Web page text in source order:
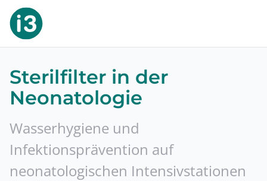
Sterilfilter in der
Neonatologie
Wasserhygiene und
Infektionsprävention auf
neonatologischen Intensivstationen